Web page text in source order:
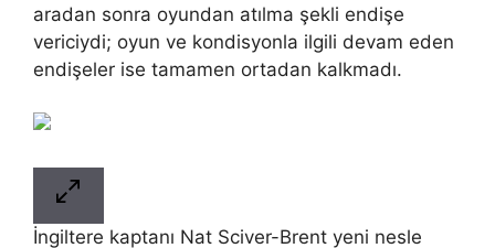
aradan sonra oyundan atılma şekli endişe
vericiydi; oyun ve kondisyonla ilgili devam eden
endişeler ise tamamen ortadan kalkmadı.
İngiltere kaptanı Nat Sciver-Brent yeni nesle